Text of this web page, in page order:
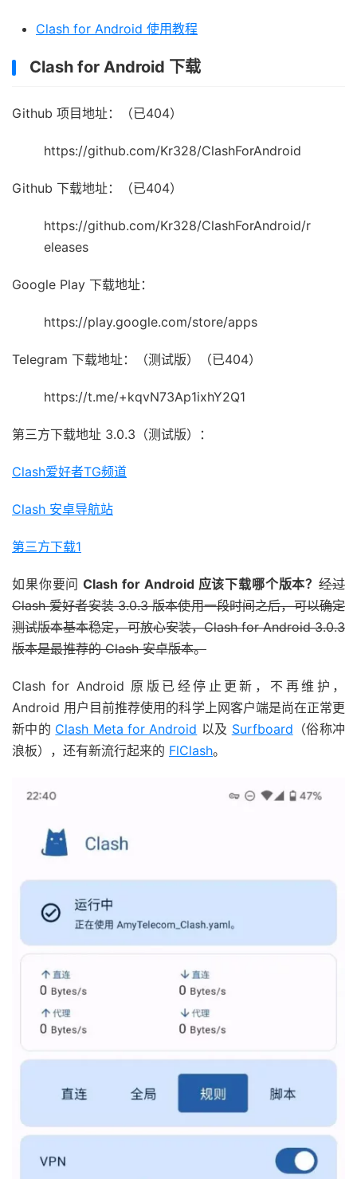
Clash for Android 使用教程
Clash for Android 下载
Github 项目地址：（已404）
https://github.com/Kr328/ClashForAndroid
Github 下载地址：（已404）
https://github.com/Kr328/ClashForAndroid/r
eleases
Google Play 下载地址：
https://play.google.com/store/apps
Telegram 下载地址：（测试版）（已404）
https://t.me/+kqvN73Ap1ixhY2Q1
第三方下载地址 3.0.3（测试版）：
Clash爱好者TG频道
Clash 安卓导航站
第三方下载1
如果你要问 Clash for Android 应该下载哪个版本？经过
Clash 爱好者安装 3.0.3 版本使用一段时间之后，可以确定
测试版本基本稳定，可放心安装，Clash for Android 3.0.3
版本是最推荐的 Clash 安卓版本。
Clash for Android 原版已经停止更新，不再维护，
Android 用户目前推荐使用的科学上网客户端是尚在正常更
新中的 Clash Meta for Android 以及 Surfboard （俗称冲
浪板），还有新流行起来的 FlClash。